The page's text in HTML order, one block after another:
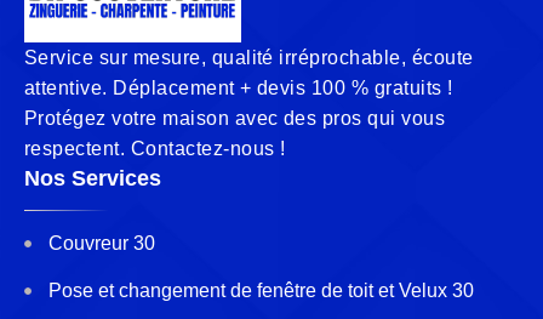
Service sur mesure, qualité irréprochable, écoute
attentive. Déplacement + devis 100 % gratuits !
Protégez votre maison avec des pros qui vous
respectent. Contactez-nous !
Nos Services
Couvreur 30
Pose et changement de fenêtre de toit et Velux 30